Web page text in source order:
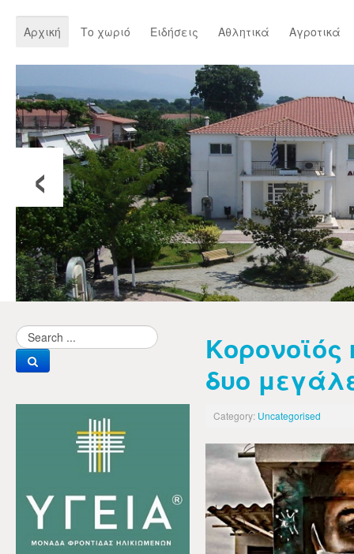
Αρχική Το χωριό Ειδήσεις Αθλητικά Αγροτικά
‹
Κορονοϊός
δυο
Category: Uncategorised